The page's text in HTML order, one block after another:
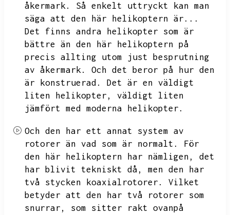
åkermark.
Så enkelt uttryckt kan man
säga att den här helikoptern är...
Det finns andra helikopter som är
bättre än den här helikoptern på
precis allting utom just besprutning
av åkermark.
Och det beror på hur den
är konstruerad.
Det är en väldigt
liten helikopter,
väldigt liten
jämfört med moderna helikopter.
Och den har ett annat system av
rotorer än vad som är normalt.
För
den här helikoptern har nämligen,
det
har blivit tekniskt då,
men den har
två stycken koaxialrotorer.
Vilket
betyder att den har två rotorer som
snurrar,
som sitter rakt ovanpå